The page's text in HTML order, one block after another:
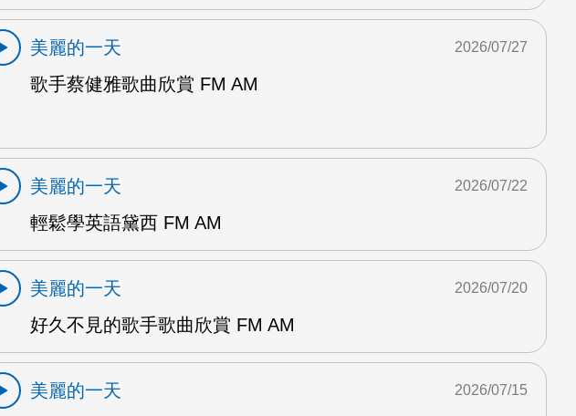
美麗的一天
歌手蔡健雅歌曲欣賞 FM AM
2026/07/27
美麗的一天
輕鬆學英語黛西 FM AM
2026/07/22
美麗的一天
好久不見的歌手歌曲欣賞 FM AM
2026/07/20
美麗的一天
2026/07/15